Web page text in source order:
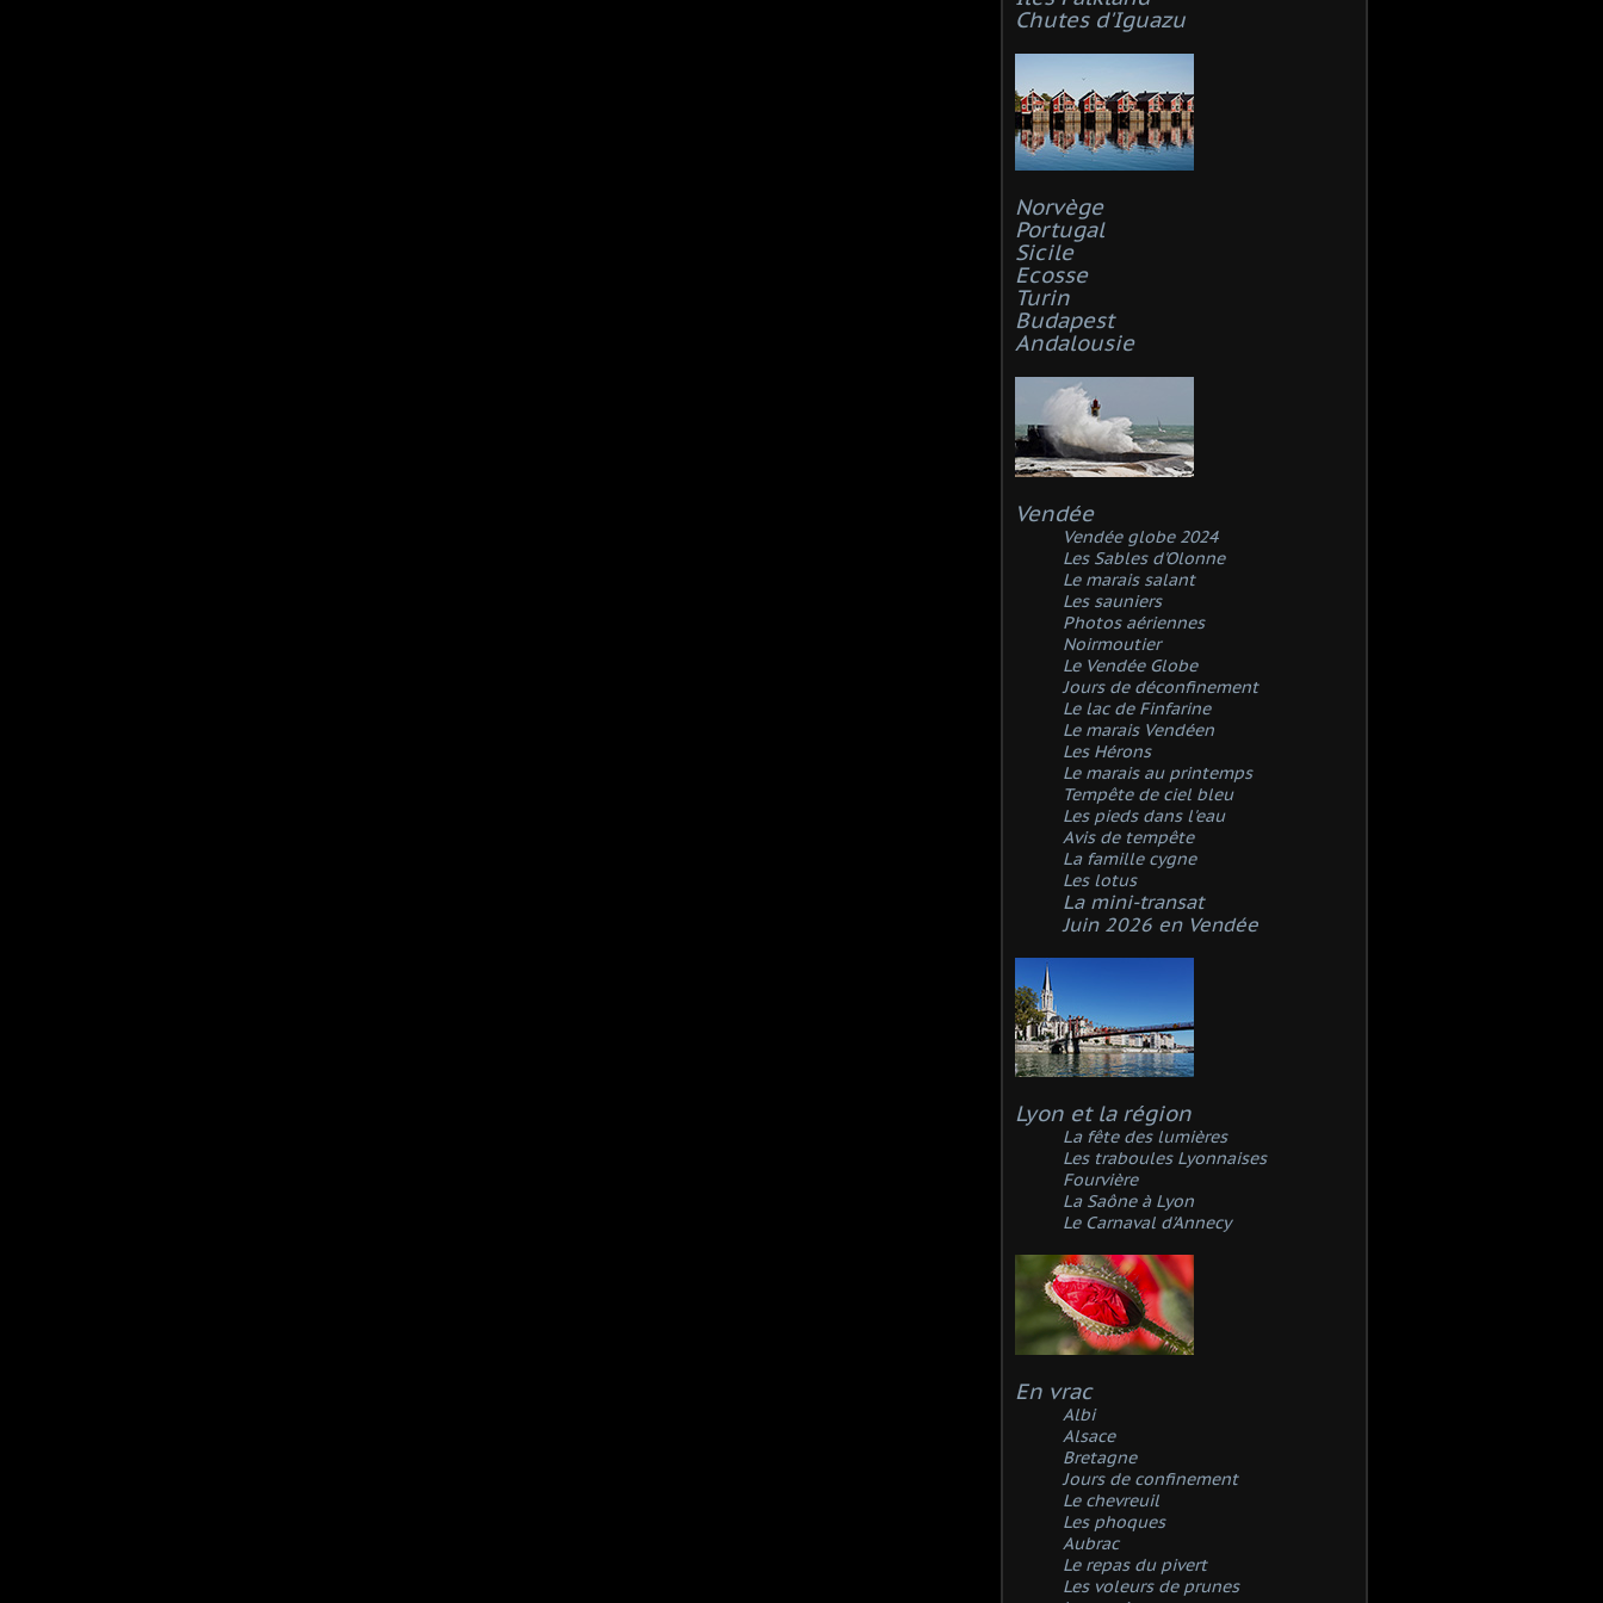
Chutes d'Iguazu
Norvège
Portugal
Sicile
Ecosse
Turin
Budapest
Andalousie
Vendée
Vendée globe 2024
Les Sables d'Olonne
Le marais salant
Les sauniers
Photos aériennes
Noirmoutier
Le Vendée Globe
Jours de déconfinement
Le lac de Finfarine
Le marais Vendéen
Les Hérons
Le marais au printemps
Tempête de ciel bleu
Les pieds dans l'eau
Avis de tempête
La famille cygne
Les lotus
La mini-transat
Juin 2026 en Vendée
Lyon et la région
La fête des lumières
Les traboules Lyonnaises
Fourvière
La Saône à Lyon
Le Carnaval d'Annecy
En vrac
Albi
Alsace
Bretagne
Jours de confinement
Le chevreuil
Les phoques
Aubrac
Le repas du pivert
Les voleurs de prunes